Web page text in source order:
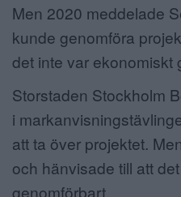
Men 2020 meddelade
kunde genomföra
det inte var ekonomiskt
Storstaden Stockholm
i
att ta över projektet.
och hänvisade till att
genomförbart.